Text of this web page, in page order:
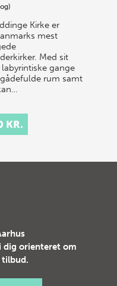
Kirke er
mest
Med sit
labyrintiske gange
rum samt
KR.
dig orienteret om
tilbud.